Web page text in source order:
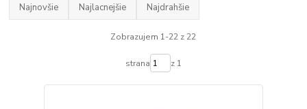
Najnovšie Najlacnejšie Najdrahšie
Zobrazujem 1-22 z 22
strana z 1